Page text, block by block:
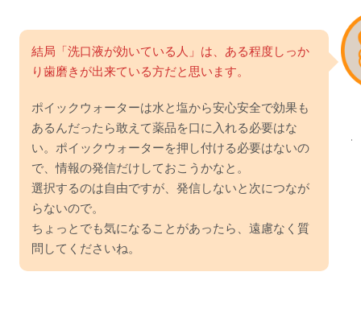
結局「洗口液が効いている人」は、ある程度しっか
り歯磨きが出来ている方だと思います。
ポイックウォーターは水と塩から安心安全で効果も
あるんだったら敢えて薬品を口に入れる必要はな
い。ポイックウォーターを押し付ける必要はないの
で、情報の発信だけしておこうかなと。
選択するのは自由ですが、発信しないと次につなが
らないので。
ちょっとでも気になることがあったら、遠慮なく質
問してくださいね。